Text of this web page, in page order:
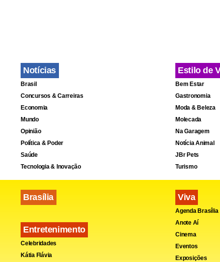
Notícias
Brasil
Concursos & Carreiras
Economia
Mundo
Opinião
Política & Poder
Saúde
Tecnologia & Inovação
Brasília
Entretenimento
Celebridades
Kátia Flávia
Estilo de
Bem Estar
Gastronomia
Moda & Beleza
Molecada
Na Garagem
Notícia Animal
JBr Pets
Turismo
Viva
Agenda Brasília
Anote Aí
Cinema
Eventos
Exposições